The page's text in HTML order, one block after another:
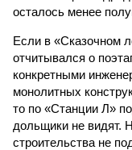
осталось менее
Если в «Сказочном
отчитывался о
конкретными
монолитных
то по «Станции Л»
дольщики не видят.
строительства не